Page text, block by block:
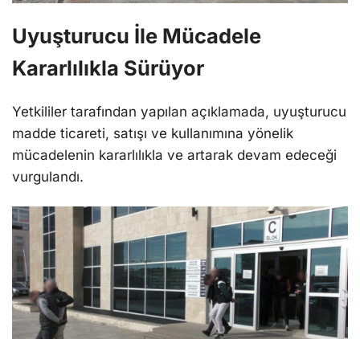
Uyuşturucu İle Mücadele
Kararlılıkla Sürüyor
Yetkililer tarafından yapılan açıklamada, uyuşturucu
madde ticareti, satışı ve kullanımına yönelik
mücadelenin kararlılıkla ve artarak devam edeceği
vurgulandı.